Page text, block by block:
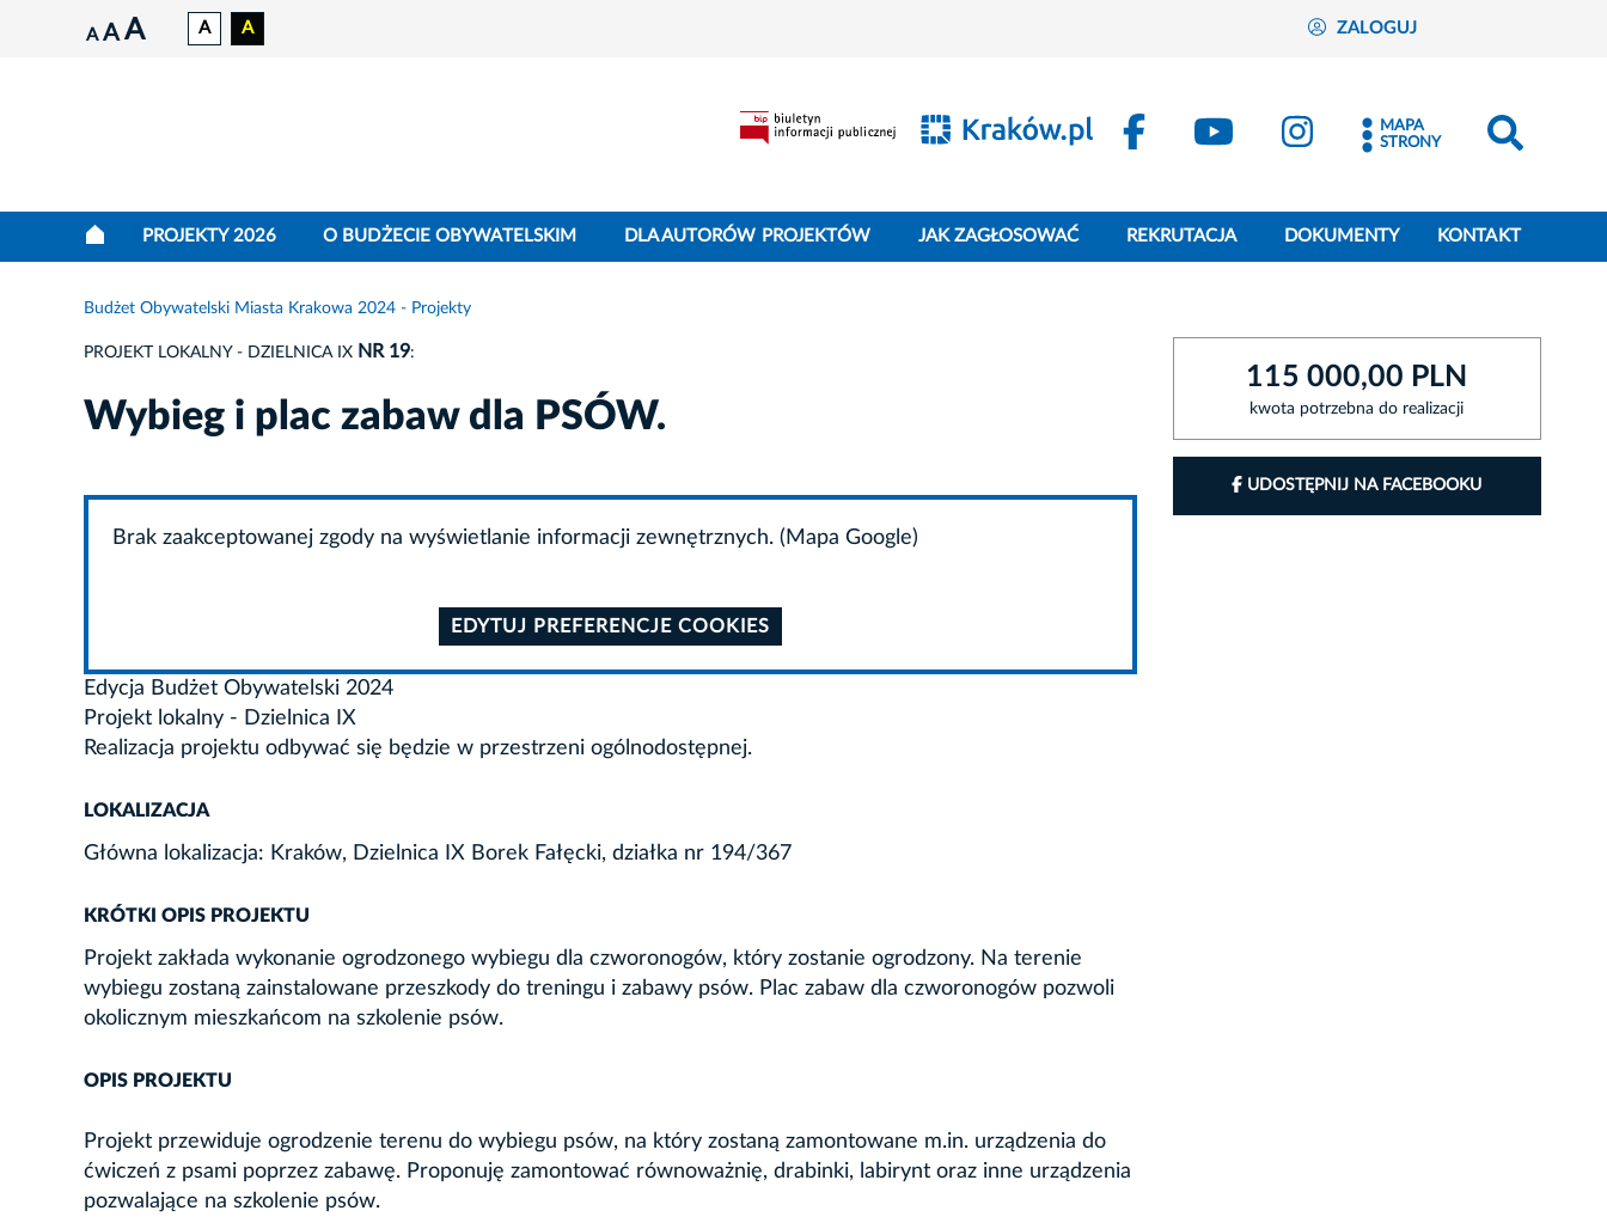
A A A A A ZALOGUJ
MAPA
STRONY
PROJEKTY 2026 O BUDŻECIE OBYWATELSKIM DLA AUTORÓW PROJEKTÓW JAK ZAGŁOSOWAĆ REKRUTACJA DOKUMENTY KONTAKT
Budżet Obywatelski Miasta Krakowa 2024 - Projekty
PROJEKT LOKALNY - DZIELNICA IX NR 19:
Wybieg i plac zabaw dla PSÓW.
Brak zaakceptowanej zgody na wyświetlanie informacji zewnętrznych. (Mapa Google)
EDYTUJ PREFERENCJE COOKIES
Edycja Budżet Obywatelski 2024
Projekt lokalny - Dzielnica IX
Realizacja projektu odbywać się będzie w przestrzeni ogólnodostępnej.
LOKALIZACJA
Główna lokalizacja: Kraków, Dzielnica IX Borek Fałęcki, działka nr 194/367
KRÓTKI OPIS PROJEKTU
Projekt zakłada wykonanie ogrodzonego wybiegu dla czworonogów, który zostanie ogrodzony. Na terenie
wybiegu zostaną zainstalowane przeszkody do treningu i zabawy psów. Plac zabaw dla czworonogów pozwoli
okolicznym mieszkańcom na szkolenie psów.
OPIS PROJEKTU
Projekt przewiduje ogrodzenie terenu do wybiegu psów, na który zostaną zamontowane m.in. urządzenia do
ćwiczeń z psami poprzez zabawę. Proponuję zamontować równoważnię, drabinki, labirynt oraz inne urządzenia
pozwalające na szkolenie psów.
115 000,00 PLN
kwota potrzebna do realizacji
UDOSTĘPNIJ NA FACEBOOKU